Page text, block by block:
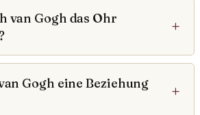
van Gogh das Ohr
Gogh eine Beziehung